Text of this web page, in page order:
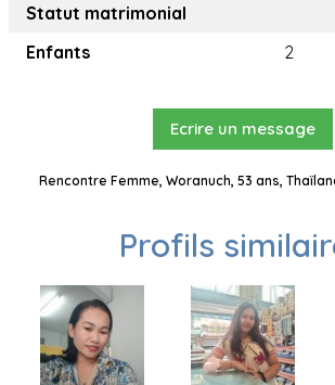
Statut matrimonial
Enfants
2
Ecrire un message
Rencontre Femme, Woranuch, 53 ans,
Profils